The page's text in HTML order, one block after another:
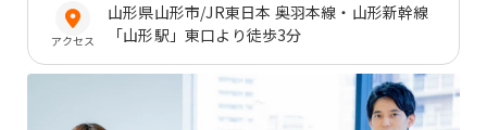
アクセス
山形県山形市/JR東日本 奥羽本線・山形新幹線
「山形駅」東口より徒歩3分